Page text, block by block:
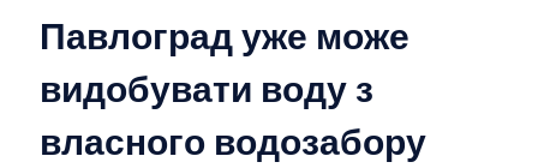
Павлоград уже може
видобувати воду з
власного водозабору